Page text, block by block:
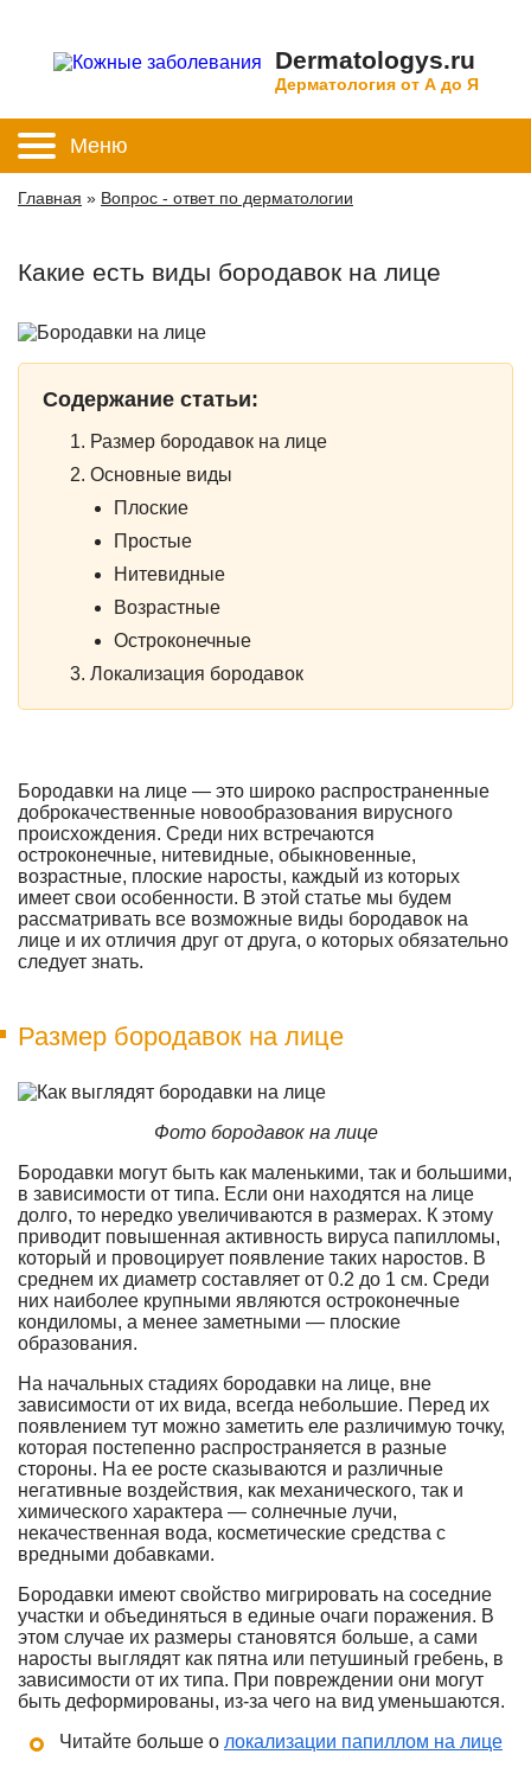
Dermatologys.ru
Дерматология от А до Я
Меню
Главная » Вопрос - ответ по дерматологии
Какие есть виды бородавок на лице
Содержание статьи:
Размер бородавок на лице
Основные виды
Плоские
Простые
Нитевидные
Возрастные
Остроконечные
Локализация бородавок
Бородавки на лице — это широко распространенные
доброкачественные новообразования вирусного
происхождения. Среди них встречаются
остроконечные, нитевидные, обыкновенные,
возрастные, плоские наросты, каждый из которых
имеет свои особенности. В этой статье мы будем
рассматривать все возможные виды бородавок на
лице и их отличия друг от друга, о которых обязательно
следует знать.
Размер бородавок на лице
Фото бородавок на лице
Бородавки могут быть как маленькими, так и большими,
в зависимости от типа. Если они находятся на лице
долго, то нередко увеличиваются в размерах. К этому
приводит повышенная активность вируса папилломы,
который и провоцирует появление таких наростов. В
среднем их диаметр составляет от 0.2 до 1 см. Среди
них наиболее крупными являются остроконечные
кондиломы, а менее заметными — плоские
образования.
На начальных стадиях бородавки на лице, вне
зависимости от их вида, всегда небольшие. Перед их
появлением тут можно заметить еле различимую точку,
которая постепенно распространяется в разные
стороны. На ее росте сказываются и различные
негативные воздействия, как механического, так и
химического характера — солнечные лучи,
некачественная вода, косметические средства с
вредными добавками.
Бородавки имеют свойство мигрировать на соседние
участки и объединяться в единые очаги поражения. В
этом случае их размеры становятся больше, а сами
наросты выглядят как пятна или петушиный гребень, в
зависимости от их типа. При повреждении они могут
быть деформированы, из-за чего на вид уменьшаются.
Читайте больше о локализации папиллом на лице